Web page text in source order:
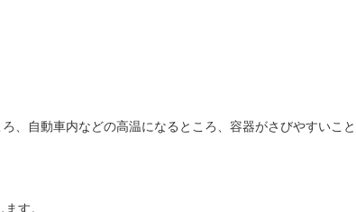
、自動車内などの高温になるところ、容器がさびやすいこ
す。